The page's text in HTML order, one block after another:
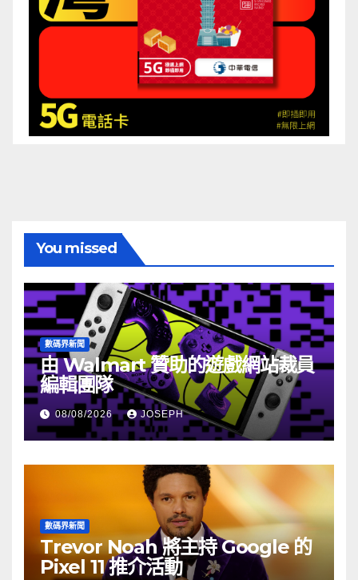
You missed
數碼界新聞
由 Walmart 贊助的遊戲網站裁員
編輯團隊
08/08/2026 JOSEPH
數碼界新聞
Trevor Noah 將主持 Google 的
Pixel 11 推介活動